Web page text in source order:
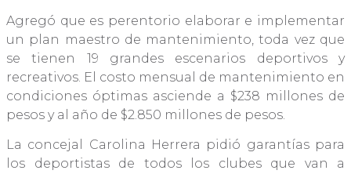
Agregó que es perentorio elaborar e implementar
un plan maestro de mantenimiento, toda vez que
se tienen 19 grandes escenarios deportivos y
recreativos. El costo mensual de mantenimiento en
condiciones óptimas asciende a $238 millones de
pesos y al año de $2.850 millones de pesos.
La concejal Carolina Herrera pidió garantías para
los deportistas de todos los clubes que van a